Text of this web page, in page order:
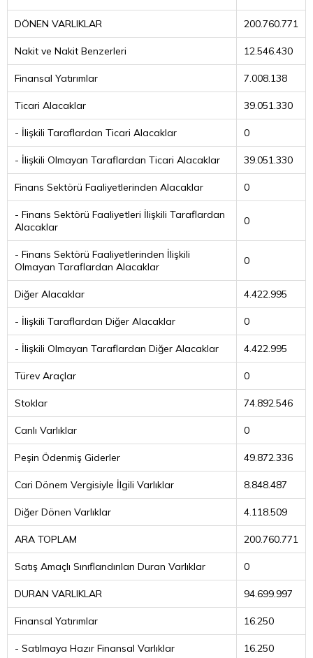
DÖNEN VARLIKLAR 200.760.771
Nakit ve Nakit Benzerleri 12.546.430
Finansal Yatırımlar 7.008.138
Ticari Alacaklar 39.051.330
- İlişkili Taraflardan Ticari Alacaklar 0
- İlişkili Olmayan Taraflardan Ticari Alacaklar 39.051.330
Finans Sektörü Faaliyetlerinden Alacaklar 0
- Finans Sektörü Faaliyetleri İlişkili Taraflardan
Alacaklar
0
- Finans Sektörü Faaliyetlerinden İlişkili
Olmayan Taraflardan Alacaklar
0
Diğer Alacaklar 4.422.995
- İlişkili Taraflardan Diğer Alacaklar 0
- İlişkili Olmayan Taraflardan Diğer Alacaklar 4.422.995
Türev Araçlar 0
Stoklar 74.892.546
Canlı Varlıklar 0
Peşin Ödenmiş Giderler 49.872.336
Cari Dönem Vergisiyle İlgili Varlıklar 8.848.487
Diğer Dönen Varlıklar 4.118.509
ARA TOPLAM 200.760.771
Satış Amaçlı Sınıflandırılan Duran Varlıklar 0
DURAN VARLIKLAR 94.699.997
Finansal Yatırımlar 16.250
- Satılmaya Hazır Finansal Varlıklar 16.250